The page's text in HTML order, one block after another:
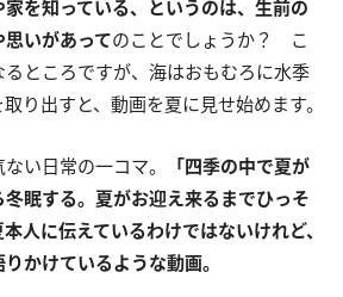
を知っている、というのは、生前の
いがあってのことでしょうか？ こ
ところですが、海はおもむろに水季
り出すと、動画を夏に見せ始めます。
い日常の一コマ。
「四季の中で夏が
眠する。夏がお迎え来るまでひっそ
人に伝えているわけではないけれど、
かけているような動画。